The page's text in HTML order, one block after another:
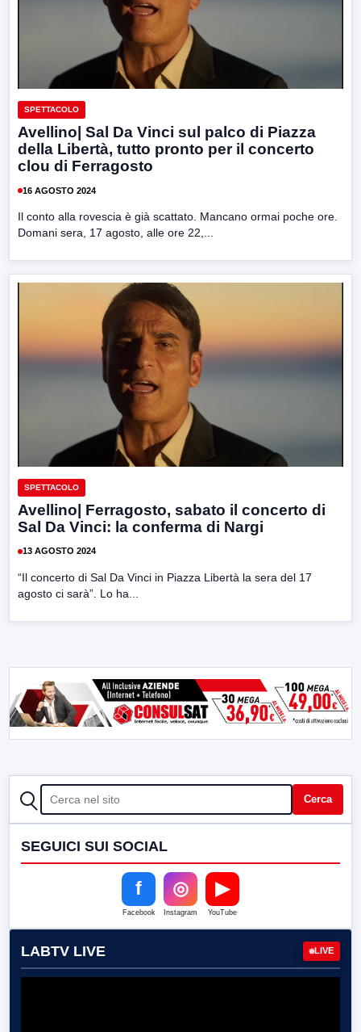
SPETTACOLO
Avellino| Sal Da Vinci sul palco di Piazza
della Libertà, tutto pronto per il concerto
clou di Ferragosto
16 AGOSTO 2024
Il conto alla rovescia è già scattato. Mancano ormai poche ore.
Domani sera, 17 agosto, alle ore 22,...
SPETTACOLO
Avellino| Ferragosto, sabato il concerto di
Sal Da Vinci: la conferma di Nargi
13 AGOSTO 2024
“Il concerto di Sal Da Vinci in Piazza Libertà la sera del 17
agosto ci sarà”. Lo ha...
CERCA Cerca
SEGUICI SUI SOCIAL
f
Facebook
◎
Instagram
▶
YouTube
LABTV LIVE LIVE